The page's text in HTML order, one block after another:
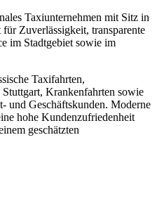
Taxiunternehmen mit Sitz in
Zuverlässigkeit, transparente
im Stadtgebiet sowie im
Taxifahrten,
Krankenfahrten sowie
und Geschäftskunden. Moderne
hohe Kundenzufriedenheit
geschätzten